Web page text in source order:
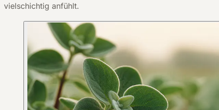
vielschichtig anfühlt.